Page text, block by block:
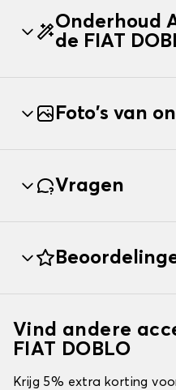
Onderhoud
de FIAT
Foto's van
Vragen
Vind andere
FIAT DOBLO
Krijg 5% extra korting